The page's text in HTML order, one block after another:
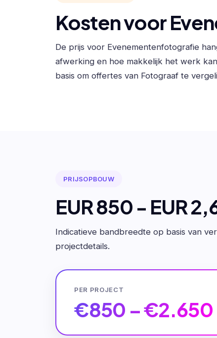
Kosten voor
De prijs voor Evenementenfotografie
afwerking en hoe makkelijk het werk
basis om offertes van Fotograaf te
PRIJSOPBOUW
EUR 850 - EUR
Indicatieve bandbreedte op basis van
projectdetails.
PER PROJECT
€850 – €2.650